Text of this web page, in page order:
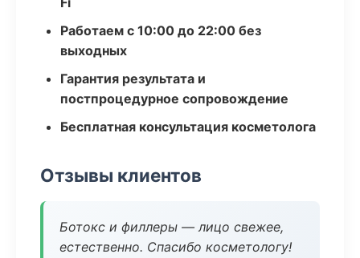
Работаем с 10:00 до 22:00 без
выходных
Гарантия результата и
постпроцедурное сопровождение
Бесплатная консультация косметолога
Отзывы клиентов
Ботокс и филлеры — лицо свежее,
естественно. Спасибо косметологу!